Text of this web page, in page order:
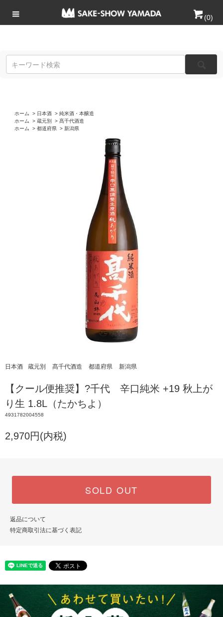
(0)
ホーム > 日本酒 > 純米酒・本醸造
ホーム
> 蔵元別 > 髙千代酒造
ホーム
> 都道府県 > 新潟県
日本酒 蔵元別 髙千代酒造 都道府県 新潟県
【クール便推奨】?千代 辛口純米 +19 秋上が
り生 1.8L（たかちよ）
4931782004558
2,970円(内税)
SOLD OUT
返品について
特定商取引法に基づく表記